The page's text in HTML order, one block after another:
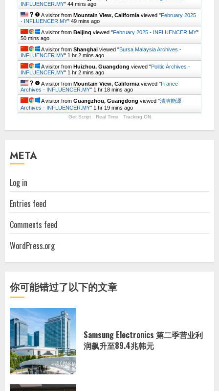
INFLUENCER.MY" 44 mins ago
A visitor from Mountain View, California viewed "February 2025
- INFLUENCER.MY" 49 mins ago
A visitor from Beijing viewed "February 2025 - INFLUENCER.MY"
50 mins ago
A visitor from Shanghai viewed "Bursa Malaysia Archives -
INFLUENCER.MY" 1 hr 2 mins ago
A visitor from Huizhou, Guangdong viewed "Politic Archives -
INFLUENCER.MY" 1 hr 2 mins ago
A visitor from Mountain View, California viewed "France
Archives - INFLUENCER.MY" 1 hr 18 mins ago
A visitor from Guangzhou, Guangdong viewed "清洁能源
Archives - INFLUENCER.MY" 1 hr 19 mins ago
Get Script Real Time Tracking ON
META
Log in
Entries feed
Comments feed
WordPress.org
你可能错过了以下的文章
Samsung Electronics 第二季营业利
润飙升至89.4兆韩元